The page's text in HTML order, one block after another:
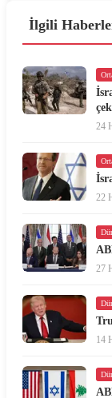
İlgili
24
22
27
14